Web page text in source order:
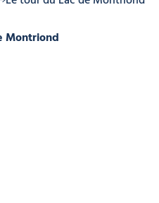
Le Lac de Montriond, © Yvan